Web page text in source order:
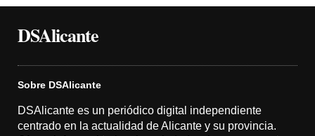
DSAlicante
Sobre DSAlicante
DSAlicante es un periódico digital independiente
centrado en la actualidad de Alicante y su provincia.